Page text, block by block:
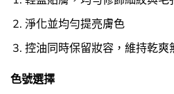
淨化並均勻提亮膚色
控油同時保留妝容，維持乾爽
色號選擇